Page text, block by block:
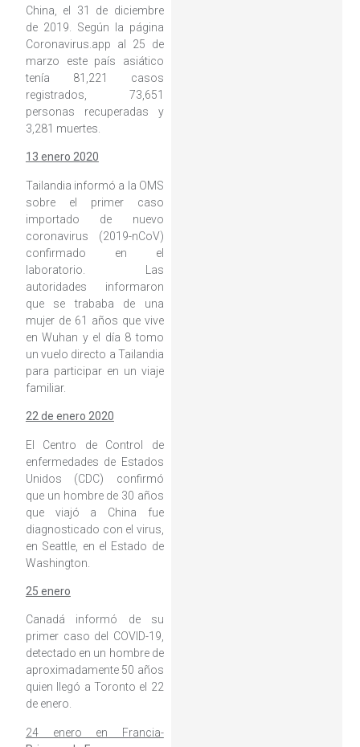
China, el 31 de diciembre
de 2019. Según la página
Coronavirus.app al 25 de
marzo este país asiático
tenía 81,221 casos
registrados, 73,651
personas recuperadas y
3,281 muertes.
13 enero 2020
Tailandia informó a la OMS
sobre el primer caso
importado de nuevo
coronavirus (2019-nCoV)
confirmado en el
laboratorio. Las
autoridades informaron
que se trababa de una
mujer de 61 años que vive
en Wuhan y el día 8 tomo
un vuelo directo a Tailandia
para participar en un viaje
familiar.
22 de enero 2020
El Centro de Control de
enfermedades de Estados
Unidos (CDC) confirmó
que un hombre de 30 años
que viajó a China fue
diagnosticado con el virus,
en Seattle, en el Estado de
Washington.
25 enero
Canadá informó de su
primer caso del COVID-19,
detectado en un hombre de
aproximadamente 50 años
quien llegó a Toronto el 22
de enero.
24 enero en Francia-